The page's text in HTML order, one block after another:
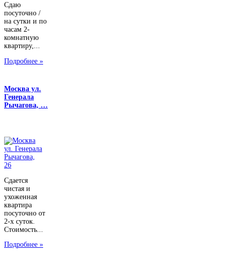
Сдаю
посуточно /
на сутки и по
часам 2-
комнатную
квартиру,...
Подробнее »
Москва ул.
Генерала
Рычагова, …
Сдается
чистая и
ухоженная
квартира
посуточно от
2-х суток.
Стоимость...
Подробнее »